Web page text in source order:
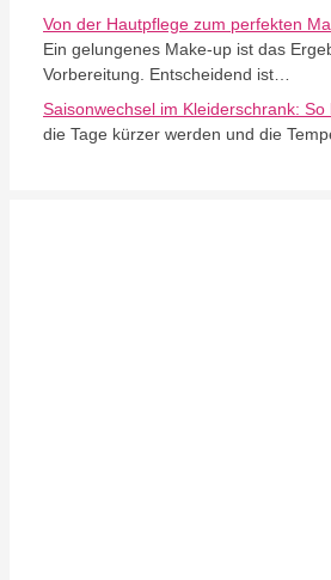
Von der Hautpflege zum perfekten
Ein gelungenes Make-up ist das
Vorbereitung. Entscheidend ist…
Saisonwechsel im Kleiderschrank: So
die Tage kürzer werden und die